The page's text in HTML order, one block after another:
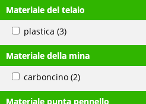
Materiale del telaio
plastica (3)
Materiale della mina
carboncino (2)
Materiale punta pennello